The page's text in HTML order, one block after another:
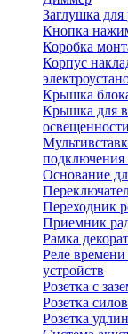
Заглушка для
Кнопка
Коробка
Корпус
Крышка
Крышка для
подключения
Основание
Переходник
Приемник
Рамка
Реле времени
устройств
Розетка с
Розетка
Розетка